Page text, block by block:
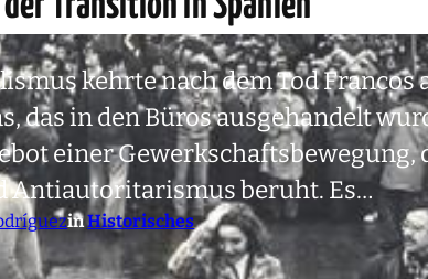
kehrte nach dem Tod
das in den Büros ausgehandelt
einer
Antiautoritarismus beruht. Es…
inHistorisches